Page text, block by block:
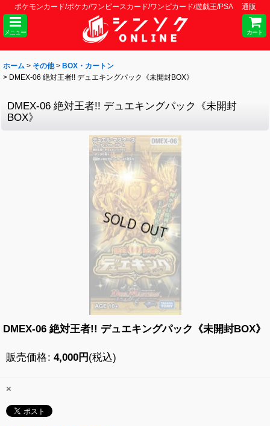
ポケモンカード/ポケカ/ワンピースカード/ワンピカード/遊戯王/PSA 通販
メニュー カート
ホーム > その他 > BOX・カートン
> DMEX-06 絶対王者!! デュエキングパック《未開封BOX》
DMEX-06 絶対王者!! デュエキングパック《未開封
BOX》
DMEX-06 絶対王者!! デュエキングパック《未開封BOX》
販売価格: 4,000円 (税込)
×